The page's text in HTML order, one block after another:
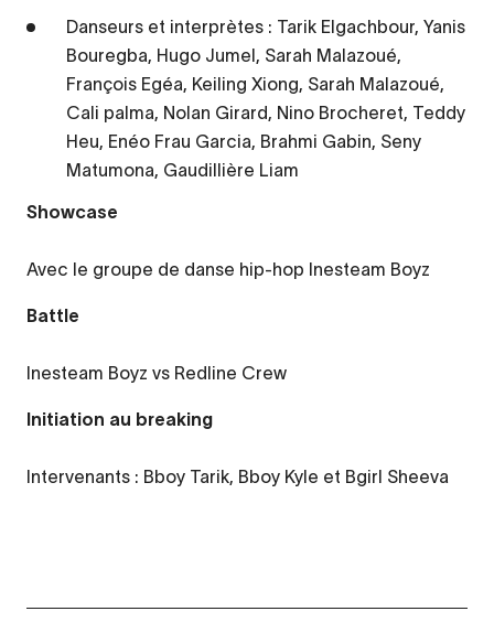
Danseurs et interprètes : Tarik Elgachbour, Yanis
Bouregba, Hugo Jumel, Sarah Malazoué,
François Egéa, Keiling Xiong, Sarah Malazoué,
Cali palma, Nolan Girard, Nino Brocheret, Teddy
Heu, Enéo Frau Garcia, Brahmi Gabin, Seny
Matumona, Gaudillière Liam
Showcase
Avec le groupe de danse hip-hop Inesteam Boyz
Battle
Inesteam Boyz vs Redline Crew
Initiation au breaking
Intervenants : Bboy Tarik, Bboy Kyle et Bgirl Sheeva